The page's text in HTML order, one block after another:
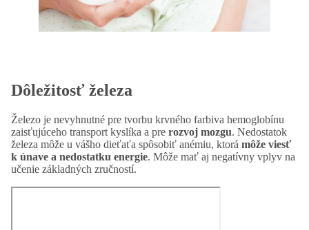
Dôležitosť železa
Železo je nevyhnutné pre tvorbu krvného farbiva hemoglobínu
zaisťujúceho transport kyslíka a pre rozvoj mozgu. Nedostatok
železa môže u vášho dieťaťa spôsobiť anémiu, ktorá môže viesť
k únave a nedostatku energie. Môže mať aj negatívny vplyv na
učenie základných zručností.